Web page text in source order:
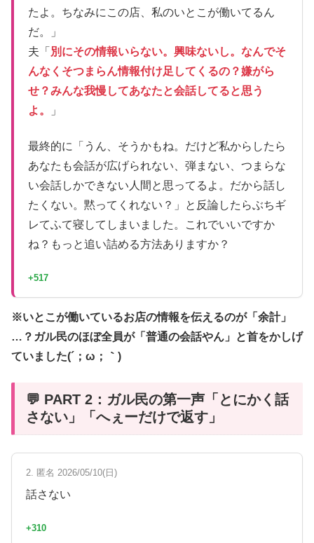
たよ。ちなみにこの店、私のいとこが働いてるん
だ。」
夫「 別にその情報いらない。興味ないし。なんでそ
んなくそつまらん情報付け足してくるの？嫌がら
せ？みんな我慢してあなたと会話してると思う
よ。
」
最終的に「うん、そうかもね。だけど私からしたら
あなたも会話が広げられない、弾まない、つまらな
い会話しかできない人間と思ってるよ。だから話し
たくない。黙ってくれない？」と反論したらぶちギ
レてふて寝してしまいました。これでいいですか
ね？もっと追い詰める方法ありますか？
+517
※いとこが働いているお店の情報を伝えるのが「余計」
…？ガル民のほぼ全員が「普通の会話やん」と首をかしげ
ていました(´；ω；｀)
💬 PART 2：ガル民の第一声「とにかく話
さない」「へぇーだけで返す」
2. 匿名 2026/05/10(日)
話さない
+310